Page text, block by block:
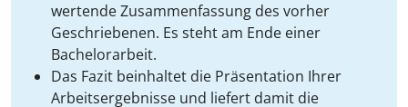
wertende Zusammenfassung des vorher
Geschriebenen. Es steht am Ende einer
Bachelorarbeit.
Das Fazit beinhaltet die Präsentation Ihrer
Arbeitsergebnisse und liefert damit die